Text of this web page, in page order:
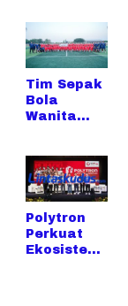
Tim Sepak
Bola
Wanita
Negara
Ikuti
Caffino
Srikandi
Merdeka
Cup di
Polytron
Perkuat
Ekosistem